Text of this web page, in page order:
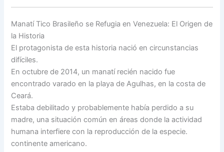
Manatí Tico Brasileño se Refugia en Venezuela: El Origen de
la Historia
El protagonista de esta historia nació en circunstancias
difíciles.
En octubre de 2014, un manatí recién nacido fue
encontrado varado en la playa de Agulhas, en la costa de
Ceará.
Estaba debilitado y probablemente había perdido a su
madre, una situación común en áreas donde la actividad
humana interfiere con la reproducción de la especie.
continente americano.